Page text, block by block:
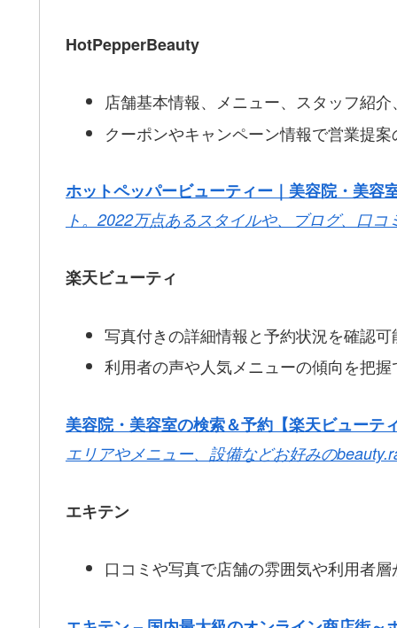
HotPepperBeauty
店舗基本情報、メニュー、スタッフ紹
クーポンやキャンペーン情報で営業提案
ホットペッパービューティー｜美容院・美容
ト。2022万点あるスタイルや、ブログ、口コ
楽天ビューティ
写真付きの詳細情報と予約状況を確認可
利用者の声や人気メニューの傾向を把握
美容院・美容室の検索＆予約【楽天ビューティ
エリアやメニュー、設備などお好みの
エキテン
口コミや写真で店舗の雰囲気や利用者層